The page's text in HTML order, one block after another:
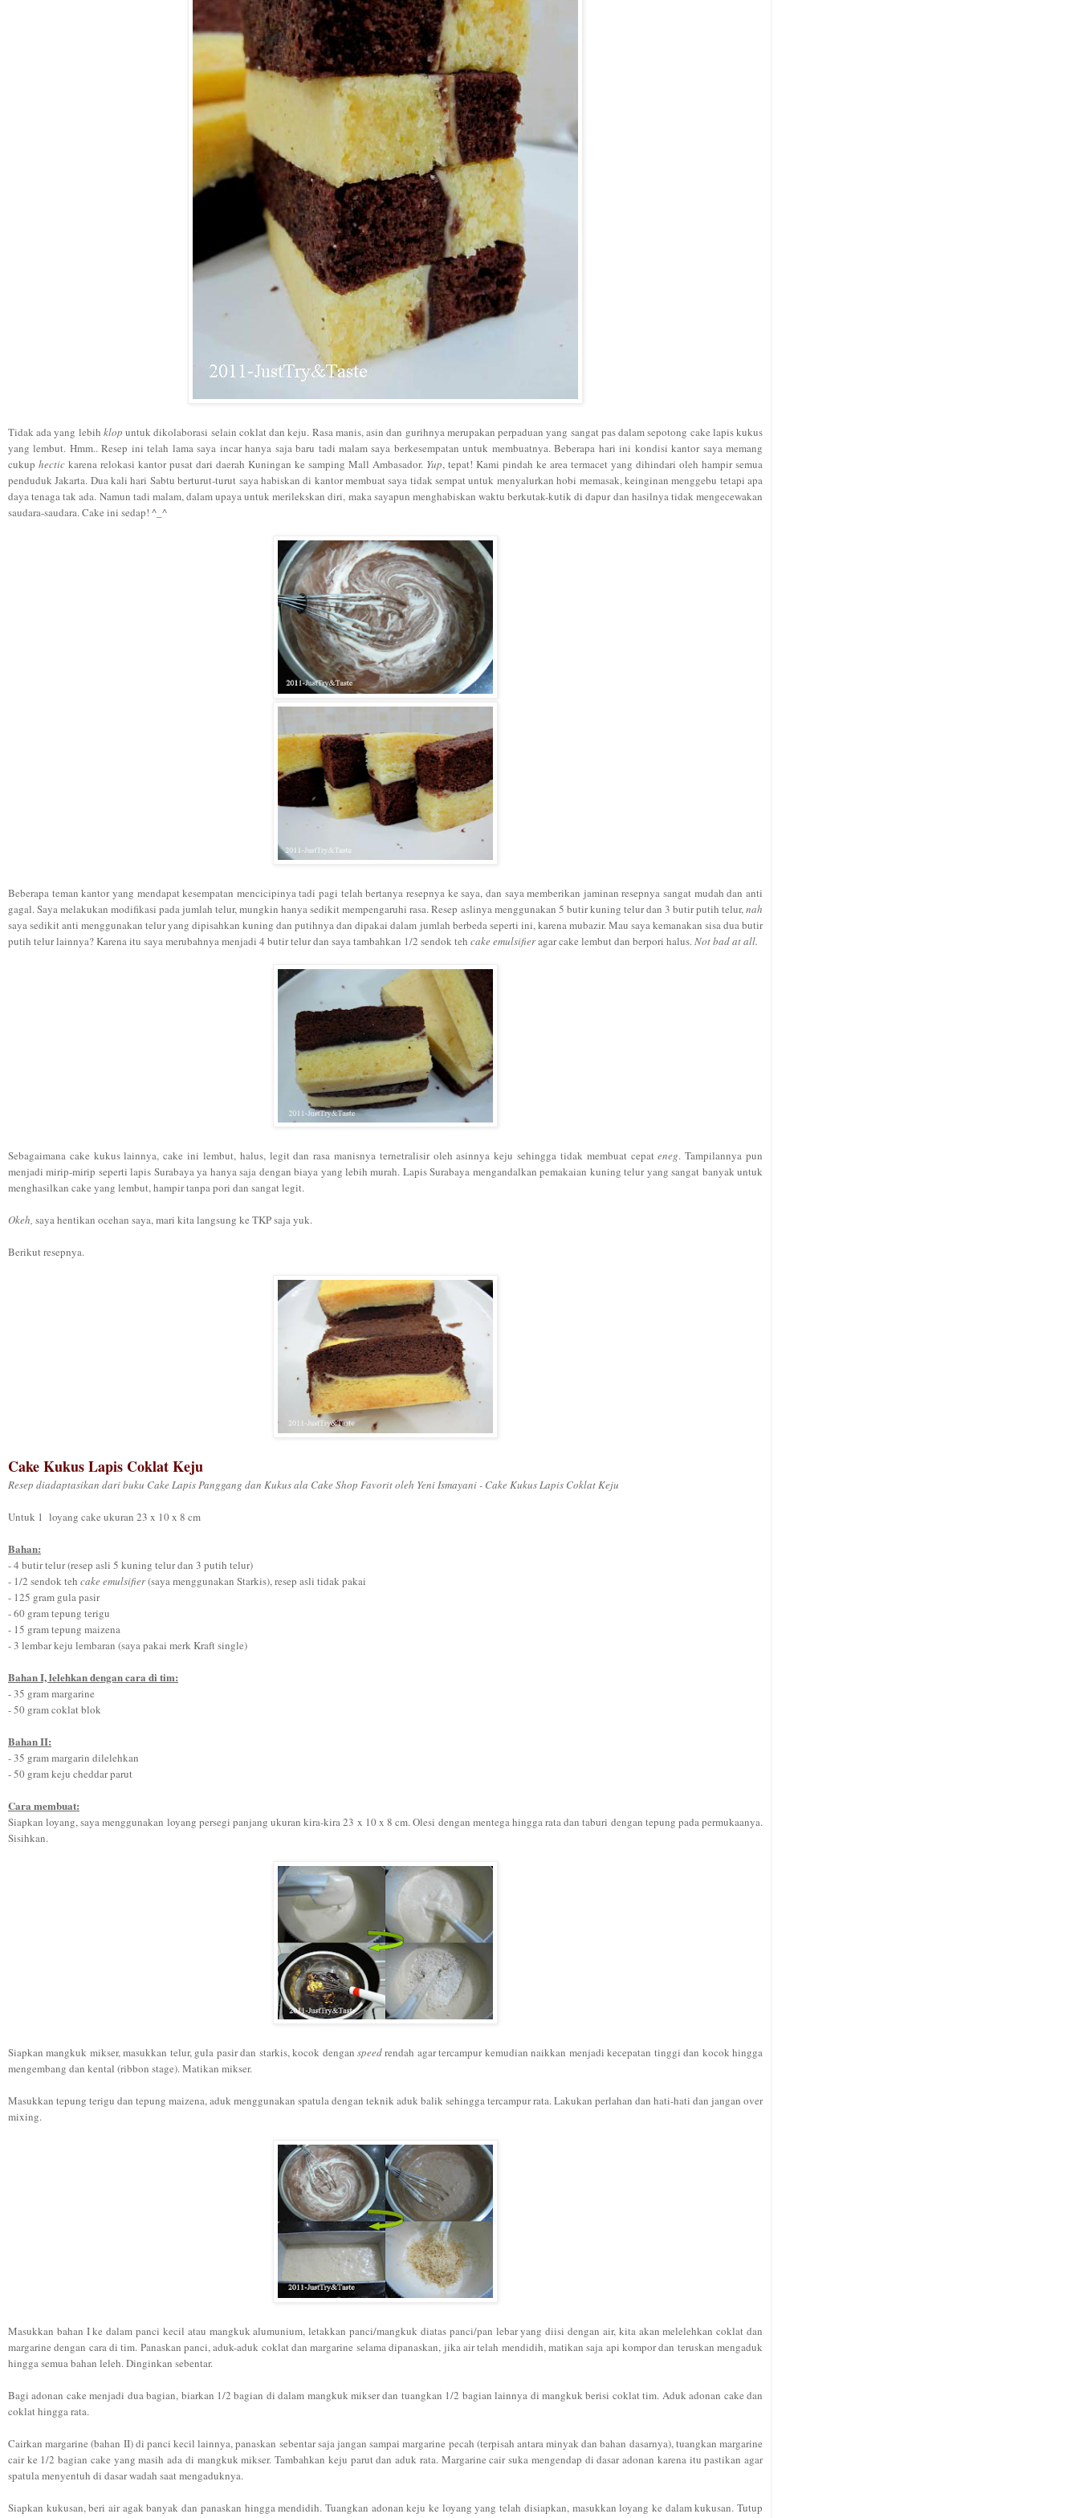
Tidak ada yang lebih klop untuk dikolaborasi selain coklat dan keju. Rasa manis, asin dan gurihnya merupakan perpaduan yang sangat pas dalam sepotong cake lapis kukus
yang lembut. Hmm.. Resep ini telah lama saya incar hanya saja baru tadi malam saya berkesempatan untuk membuatnya. Beberapa hari ini kondisi kantor saya memang
cukup hectic karena relokasi kantor pusat dari daerah Kuningan ke samping Mall Ambasador. Yup, tepat! Kami pindah ke area termacet yang dihindari oleh hampir semua
penduduk Jakarta. Dua kali hari Sabtu berturut-turut saya habiskan di kantor membuat saya tidak sempat untuk menyalurkan hobi memasak, keinginan menggebu tetapi apa
daya tenaga tak ada. Namun tadi malam, dalam upaya untuk merilekskan diri, maka sayapun menghabiskan waktu berkutak-kutik di dapur dan hasilnya tidak mengecewakan
saudara-saudara. Cake ini sedap! ^_^
Beberapa teman kantor yang mendapat kesempatan mencicipinya tadi pagi telah bertanya resepnya ke saya, dan saya memberikan jaminan resepnya sangat mudah dan anti
gagal. Saya melakukan modifikasi pada jumlah telur, mungkin hanya sedikit mempengaruhi rasa. Resep aslinya menggunakan 5 butir kuning telur dan 3 butir putih telur,nah
saya sedikit anti menggunakan telur yang dipisahkan kuning dan putihnya dan dipakai dalam jumlah berbeda seperti ini, karena mubazir. Mau saya kemanakan sisa dua butir
putih telur lainnya? Karena itu saya merubahnya menjadi 4 butir telur dan saya tambahkan 1/2 sendok teh cake emulsifieragar cake lembut dan berpori halus.Not bad at all.
Sebagaimana cake kukus lainnya, cake ini lembut, halus, legit dan rasa manisnya ternetralisir oleh asinnya keju sehingga tidak membuat cepateneg. Tampilannya pun
menjadi mirip-mirip seperti lapis Surabaya ya hanya saja dengan biaya yang lebih murah. Lapis Surabaya mengandalkan pemakaian kuning telur yang sangat banyak untuk
menghasilkan cake yang lembut, hampir tanpa pori dan sangat legit.
Okeh, saya hentikan ocehan saya, mari kita langsung ke TKP saja yuk.
Berikut resepnya.
Cake Kukus Lapis Coklat Keju
Resep diadaptasikan dari buku Cake Lapis Panggang dan Kukus ala Cake Shop Favorit oleh Yeni Ismayani - Cake Kukus Lapis Coklat Keju
Untuk 1 loyang cake ukuran 23 x 10 x 8 cm
Bahan:
- 4 butir telur (resep asli 5 kuning telur dan 3 putih telur)
- 1/2 sendok teh cake emulsifier(saya menggunakan Starkis), resep asli tidak pakai
- 125 gram gula pasir
- 60 gram tepung terigu
- 15 gram tepung maizena
- 3 lembar keju lembaran (saya pakai merk Kraft single)
Bahan I, lelehkan dengan cara di tim:
- 35 gram margarine
- 50 gram coklat blok
Bahan II:
- 35 gram margarin dilelehkan
- 50 gram keju cheddar parut
Cara membuat:
Siapkan loyang, saya menggunakan loyang persegi panjang ukuran kira-kira 23 x 10 x 8 cm. Olesi dengan mentega hingga rata dan taburi dengan tepung pada permukaanya.
Sisihkan.
Siapkan mangkuk mikser, masukkan telur, gula pasir dan starkis, kocok dengan speedrendah agar tercampur kemudian naikkan menjadi kecepatan tinggi dan kocok hingga
mengembang dan kental (ribbon stage). Matikan mikser.
Masukkan tepung terigu dan tepung maizena, aduk menggunakan spatula dengan teknik aduk balik sehingga tercampur rata. Lakukan perlahan dan hati-hati dan jangan over
mixing.
Masukkan bahan I ke dalam panci kecil atau mangkuk alumunium, letakkan panci/mangkuk diatas panci/pan lebar yang diisi dengan air, kita akan melelehkan coklat dan
margarine dengan cara di tim. Panaskan panci, aduk-aduk coklat dan margarine selama dipanaskan, jika air telah mendidih, matikan saja api kompor dan teruskan mengaduk
hingga semua bahan leleh. Dinginkan sebentar.
Bagi adonan cake menjadi dua bagian, biarkan 1/2 bagian di dalam mangkuk mikser dan tuangkan 1/2 bagian lainnya di mangkuk berisi coklat tim. Aduk adonan cake dan
coklat hingga rata.
Cairkan margarine (bahan II) di panci kecil lainnya, panaskan sebentar saja jangan sampai margarine pecah (terpisah antara minyak dan bahan dasarnya), tuangkan margarine
cair ke 1/2 bagian cake yang masih ada di mangkuk mikser. Tambahkan keju parut dan aduk rata. Margarine cair suka mengendap di dasar adonan karena itu pastikan agar
spatula menyentuh di dasar wadah saat mengaduknya.
Siapkan kukusan, beri air agak banyak dan panaskan hingga mendidih. Tuangkan adonan keju ke loyang yang telah disiapkan, masukkan loyang ke dalam kukusan. Tutup